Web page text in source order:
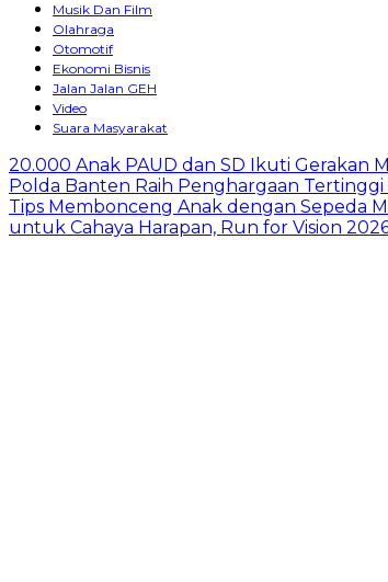
Musik Dan Film
Olahraga
Otomotif
Ekonomi Bisnis
Jalan Jalan GEH
Video
Suara Masyarakat
20.000 Anak PAUD dan SD Ikuti Gerakan
Polda Banten Raih Penghargaan
Tips Membonceng Anak dengan Sepeda
untuk Cahaya Harapan, Run for Vision